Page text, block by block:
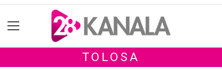
TOLOSA